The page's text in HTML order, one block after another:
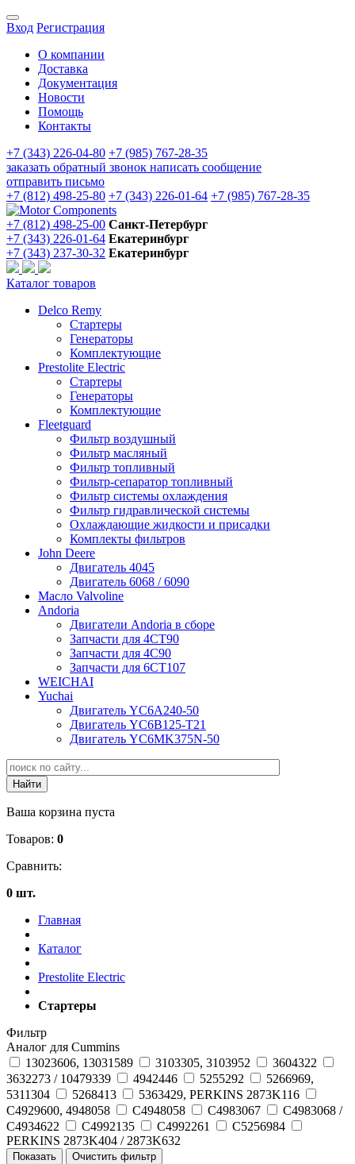
Вход Регистрация
О компании
Доставка
Документация
Новости
Помощь
Контакты
+7 (343) 226-04-80 +7 (985) 767-28-35
заказать обратный звонок написать сообщение
отправить письмо
+7 (812) 498-25-80 +7 (343) 226-01-64 +7 (985) 767-28-35
+7 (812) 498-25-00 Санкт-Петербург
+7 (343) 226-01-64 Екатеринбург
+7 (343) 237-30-32 Екатеринбург
Каталог товаров
Delco Remy
Стартеры
Генераторы
Комплектующие
Prestolite Electric
Стартеры
Генераторы
Комплектующие
Fleetguard
Фильтр воздушный
Фильтр масляный
Фильтр топливный
Фильтр-сепаратор топливный
Фильтр системы охлаждения
Фильтр гидравлической системы
Охлаждающие жидкости и присадки
Комплекты фильтров
John Deere
Двигатель 4045
Двигатель 6068 / 6090
Масло Valvoline
Andoria
Двигатели Andoria в сборе
Запчасти для 4CT90
Запчасти для 4С90
Запчасти для 6CT107
WEICHAI
Yuchai
Двигатель YC6A240-50
Двигатель YC6B125-T21
Двигатель YC6MK375N-50
Ваша корзина пуста
Товаров: 0
Сравнить:
0 шт.
Главная
Каталог
Prestolite Electric
Стартеры
Фильтр
Аналог для Cummins
13023606, 13031589
3103305, 3103952
3604322
3632273 / 10479339
4942446 5255292
5266969,
5311304
5268413
5363429, PERKINS 2873K116
C4929600, 4948058
C4948058 C4983067
C4983068 /
C4934622
C4992135 C4992261
C5256984
PERKINS 2873K404 / 2873K632